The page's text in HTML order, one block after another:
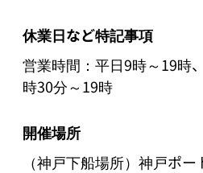
休業日など特記事項
営業時間：平日9時～19時
時30分～19時
開催場所
（神戸下船場所）神戸ポ